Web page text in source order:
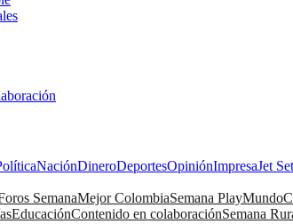
NaciónDineroDeportesOpiniónImpresaJet Set
SemanaMejor ColombiaSemana PlayMundo
EducaciónContenido en colaboraciónSemana